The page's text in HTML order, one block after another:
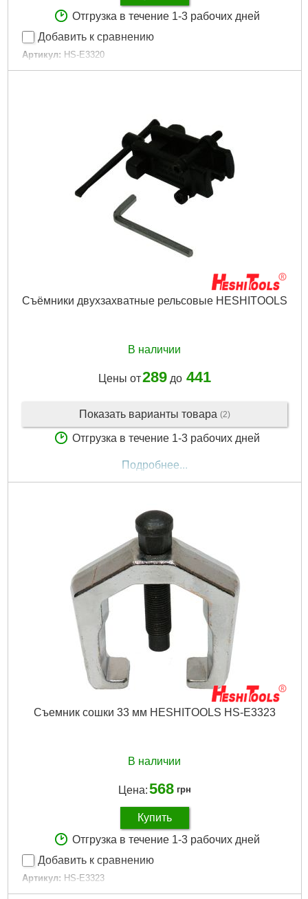
Отгрузка в течение 1-3 рабочих дней
Добавить к сравнению
Артикул: HS-E3320
Код товара: 15.13.11
Подробнее...
Съёмники двухзахватные рельсовые HESHITOOLS
В наличии
Цены от289до 441
Показать варианты товара (2)
Отгрузка в течение 1-3 рабочих дней
Подробнее...
Съемник сошки 33 мм HESHITOOLS HS-E3323
В наличии
Цена:568 грн
Купить
Отгрузка в течение 1-3 рабочих дней
Добавить к сравнению
Артикул: HS-E3323
Код товара: 15.09.31